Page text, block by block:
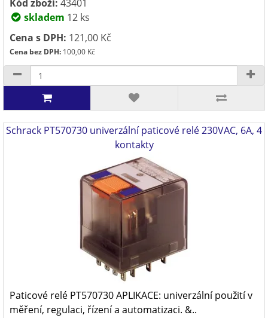
Kód zboží: 43401
skladem 12 ks
Cena s DPH: 121,00 Kč
Cena bez DPH: 100,00 Kč
Schrack PT570730 univerzální paticové relé 230VAC, 6A, 4
kontakty
Paticové relé PT570730 APLIKACE: univerzální použití v
měření, regulaci, řízení a automatizaci. &..